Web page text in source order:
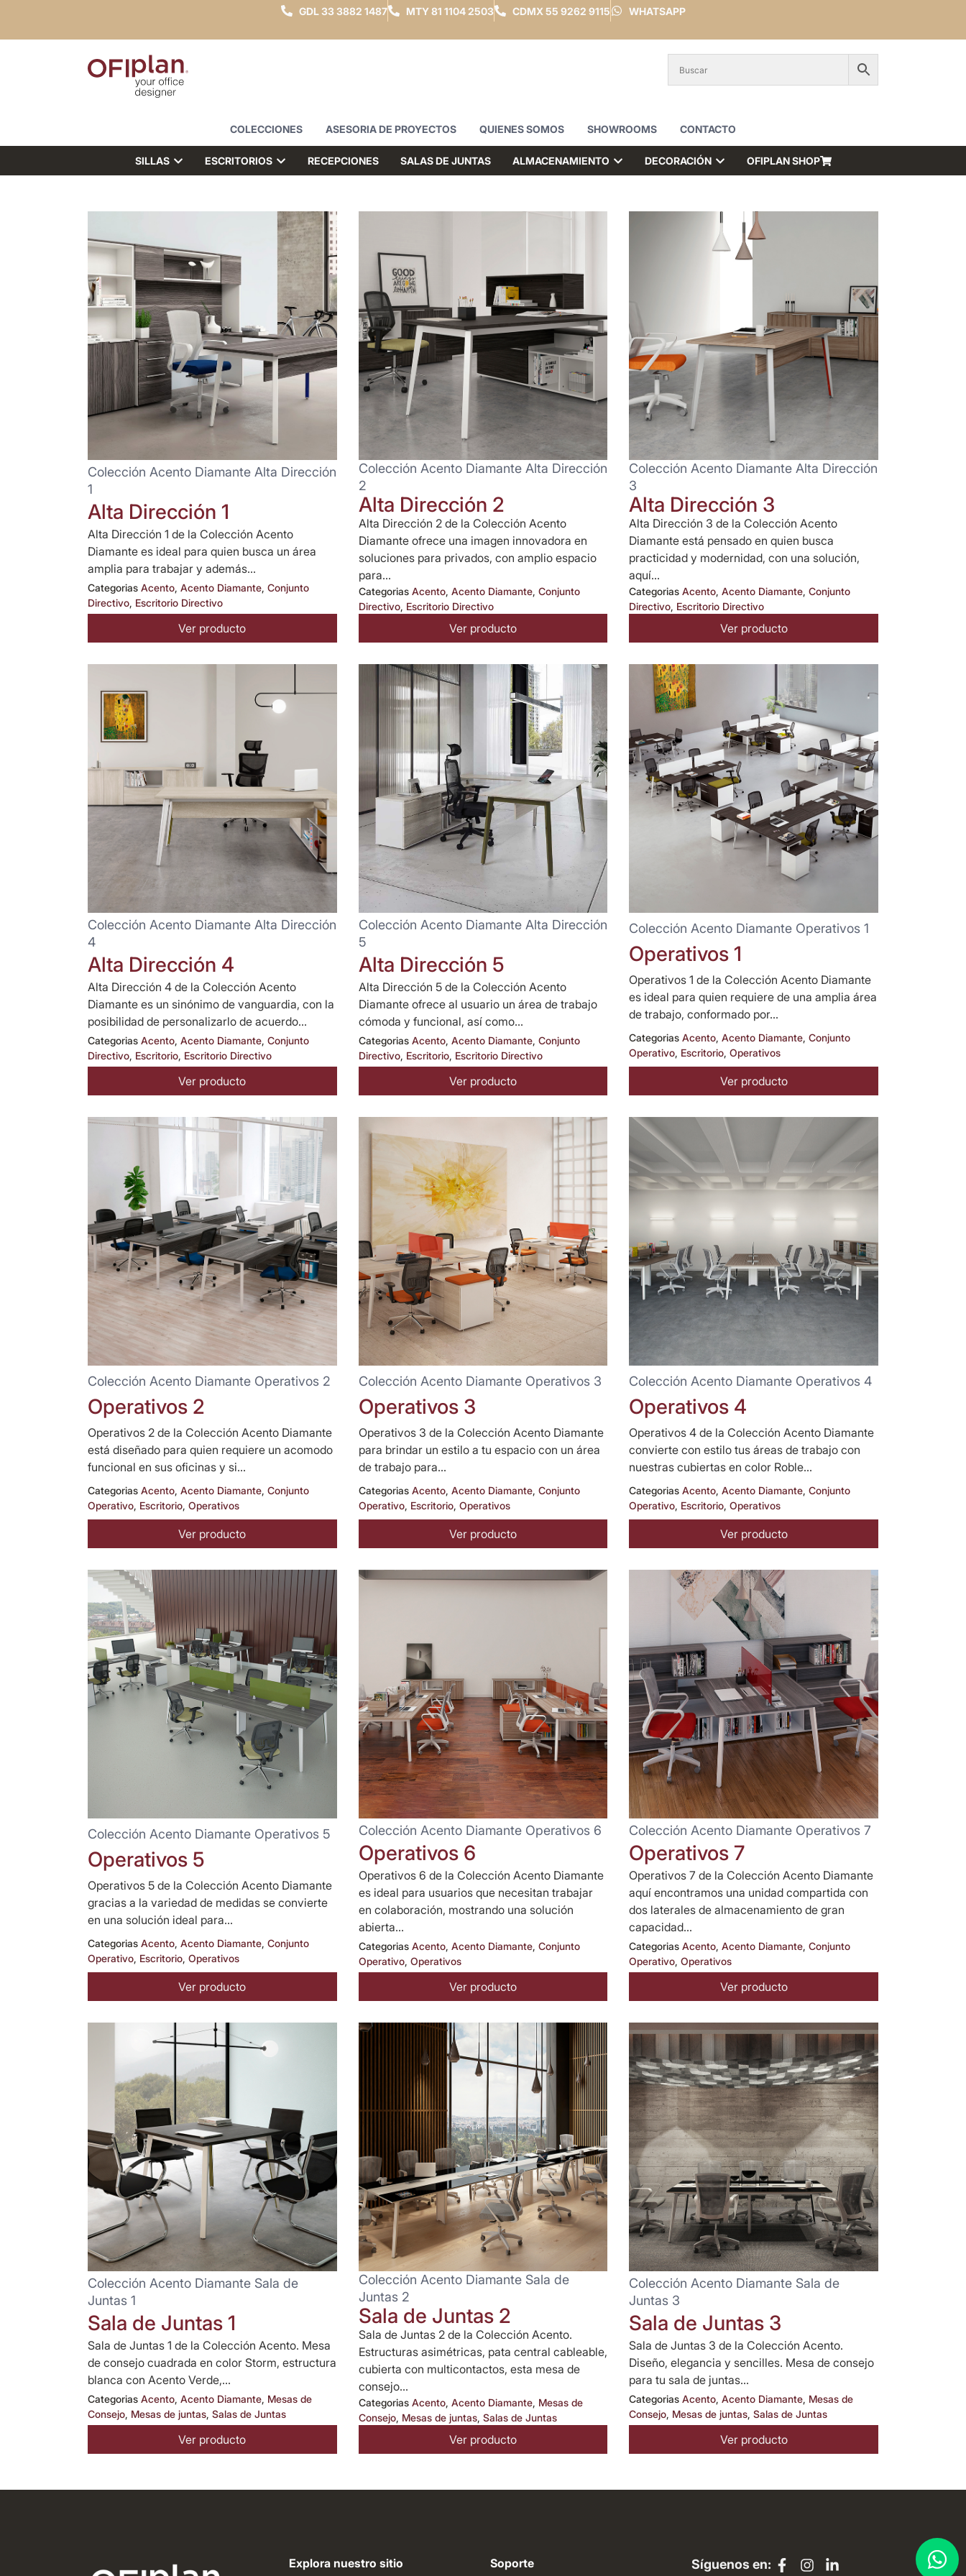
GDL33 3882 1487 MTY81 1104 2503 CDMX 55 9262 9115 WHATSAPP
COLECCIONES ASESORIA DE PROYECTOS QUIENES SOMOS SHOWROOMS CONTACTO
SILLAS ESCRITORIOS RECEPCIONES SALAS DE JUNTAS ALMACENAMIENTO DECORACIÓN OFIPLAN SHOP
Colección Acento Diamante Alta Dirección
1
Alta Dirección 1
Alta Dirección 1 de la Colección Acento
Diamante es ideal para quien busca un área
amplia para trabajar y además...
Categorias Acento, Acento Diamante, Conjunto
Directivo, Escritorio Directivo
Ver producto
Colección Acento Diamante Alta Dirección
2
Alta Dirección 2
Alta Dirección 2 de la Colección Acento
Diamante ofrece una imagen innovadora en
soluciones para privados, con amplio espacio
para...
Categorias Acento, Acento Diamante, Conjunto
Directivo, Escritorio Directivo
Ver producto
Colección Acento Diamante Alta Dirección
3
Alta Dirección 3
Alta Dirección 3 de la Colección Acento
Diamante está pensado en quien busca
practicidad y modernidad, con una solución,
aquí...
Categorias Acento,Acento Diamante,Conjunto
Directivo, Escritorio Directivo
Ver producto
Colección Acento Diamante Alta Dirección
4
Alta Dirección 4
Alta Dirección 4 de la Colección Acento
Diamante es un sinónimo de vanguardia, con la
posibilidad de personalizarlo de acuerdo...
Categorias Acento, Acento Diamante, Conjunto
Directivo, Escritorio, Escritorio Directivo
Ver producto
Colección Acento Diamante Alta Dirección
5
Alta Dirección 5
Alta Dirección 5 de la Colección Acento
Diamante ofrece al usuario un área de trabajo
cómoda y funcional, así como...
Categorias Acento, Acento Diamante, Conjunto
Directivo, Escritorio, Escritorio Directivo
Ver producto
Colección Acento Diamante Operativos 1
Operativos 1
Operativos 1 de la Colección Acento Diamante
es ideal para quien requiere de una amplia área
de trabajo, conformado por...
Categorias Acento,Acento Diamante,Conjunto
Operativo, Escritorio,Operativos
Ver producto
Colección Acento Diamante Operativos 2
Operativos 2
Operativos 2 de la Colección Acento Diamante
está diseñado para quien requiere un acomodo
funcional en sus oficinas y si...
Categorias Acento, Acento Diamante, Conjunto
Operativo, Escritorio, Operativos
Ver producto
Colección Acento Diamante Operativos 3
Operativos 3
Operativos 3 de la Colección Acento Diamante
para brindar un estilo a tu espacio con un área
de trabajo para...
Categorias Acento, Acento Diamante, Conjunto
Operativo, Escritorio, Operativos
Ver producto
Colección Acento Diamante Operativos 4
Operativos 4
Operativos 4 de la Colección Acento Diamante
convierte con estilo tus áreas de trabajo con
nuestras cubiertas en color Roble...
Categorias Acento,Acento Diamante,Conjunto
Operativo, Escritorio,Operativos
Ver producto
Colección Acento Diamante Operativos 5
Operativos 5
Operativos 5 de la Colección Acento Diamante
gracias a la variedad de medidas se convierte
en una solución ideal para...
Categorias Acento, Acento Diamante, Conjunto
Operativo, Escritorio, Operativos
Ver producto
Colección Acento Diamante Operativos 6
Operativos 6
Operativos 6 de la Colección Acento Diamante
es ideal para usuarios que necesitan trabajar
en colaboración, mostrando una solución
abierta...
Categorias Acento, Acento Diamante, Conjunto
Operativo, Operativos
Ver producto
Colección Acento Diamante Operativos 7
Operativos 7
Operativos 7 de la Colección Acento Diamante
aquí encontramos una unidad compartida con
dos laterales de almacenamiento de gran
capacidad...
Categorias Acento,Acento Diamante,Conjunto
Operativo,Operativos
Ver producto
Colección Acento Diamante Sala de
Juntas 1
Sala de Juntas 1
Sala de Juntas 1 de la Colección Acento. Mesa
de consejo cuadrada en color Storm, estructura
blanca con Acento Verde,...
Categorias Acento, Acento Diamante, Mesas de
Consejo, Mesas de juntas, Salas de Juntas
Ver producto
Colección Acento Diamante Sala de
Juntas 2
Sala de Juntas 2
Sala de Juntas 2 de la Colección Acento.
Estructuras asimétricas, pata central cableable,
cubierta con multicontactos, esta mesa de
consejo...
Categorias Acento, Acento Diamante, Mesas de
Consejo, Mesas de juntas, Salas de Juntas
Ver producto
Colección Acento Diamante Sala de
Juntas 3
Sala de Juntas 3
Sala de Juntas 3 de la Colección Acento.
Diseño, elegancia y sencilles. Mesa de consejo
para tu sala de juntas...
Categorias Acento,Acento Diamante, Mesas de
Consejo, Mesas de juntas,Salas de Juntas
Ver producto
Explora nuestro sitio Soporte Síguenos en: